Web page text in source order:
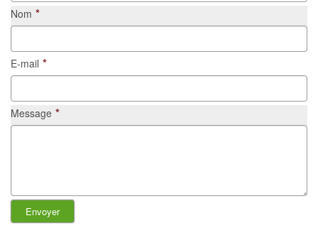
Nom *
E-mail *
Message *